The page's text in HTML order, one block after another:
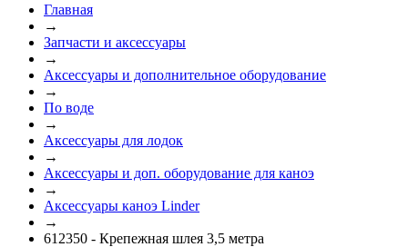
Главная
→
Запчасти и аксессуары
→
Аксессуары и дополнительное оборудование
→
По воде
→
Аксессуары для лодок
→
Аксессуары и доп. оборудование для каноэ
→
Аксессуары каноэ Linder
→
612350 - Крепежная шлея 3,5 метра